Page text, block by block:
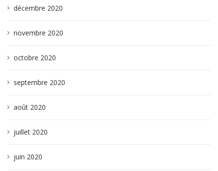
décembre 2020
novembre 2020
octobre 2020
septembre 2020
août 2020
juillet 2020
juin 2020